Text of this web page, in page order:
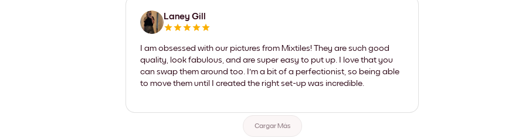
Laney Gill
I am obsessed with our pictures from Mixtiles! They are such good
quality, look fabulous, and are super easy to put up. I love that you
can swap them around too. I'm a bit of a perfectionist, so being able
to move them until I created the right set-up was incredible.
Cargar Más